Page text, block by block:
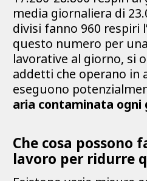
media giornaliera di
divisi fanno 960 respiri
questo numero per
lavorative al giorno, si
addetti che operano in
eseguono
aria contaminata ogni
Che cosa possono
lavoro per ridurre